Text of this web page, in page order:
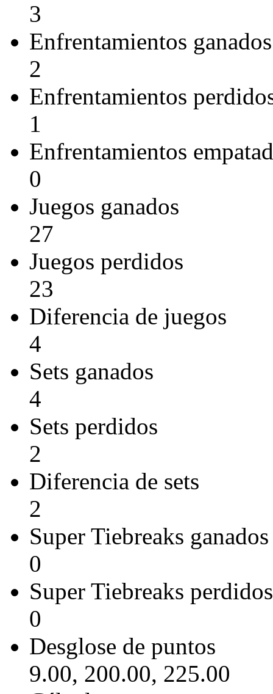
3
Enfrentamientos ganados
2
Enfrentamientos
1
Enfrentamientos
0
Juegos ganados
27
Juegos perdidos
23
Diferencia de juegos
4
Sets ganados
4
Sets perdidos
2
Diferencia de sets
2
Super Tiebreaks ganados
0
Super Tiebreaks perdidos
0
Desglose de puntos
9.00, 200.00, 225.00